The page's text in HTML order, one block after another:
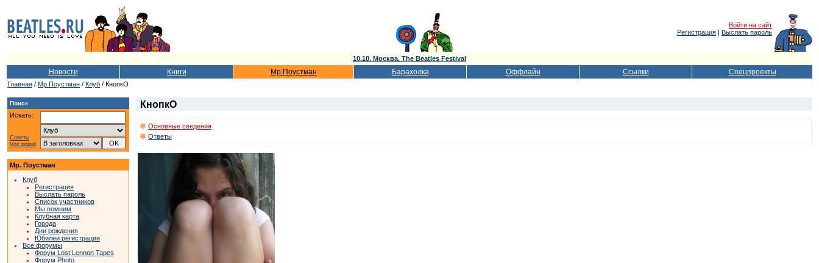
Войти на сайт
Регистрация | Выслать пароль
10.10. Москва. The Beatles Festival
Новости Книги Мр.Поустман Барахолка Оффлайн Ссылки Спецпроекты
Главная / Мр.Поустман / Клуб / КнопкО
Поиск
Искать:
Советы
Vox populi
Мр. Поустман
Клуб
Регистрация
Выслать пароль
Список участников
Мы помним
Клубная карта
Города
Дни рождения
Юбилеи регистрации
Все форумы
Форум Lost Lennon Tapes
Форум Photo
КнопкО
Основные сведения
Ответы